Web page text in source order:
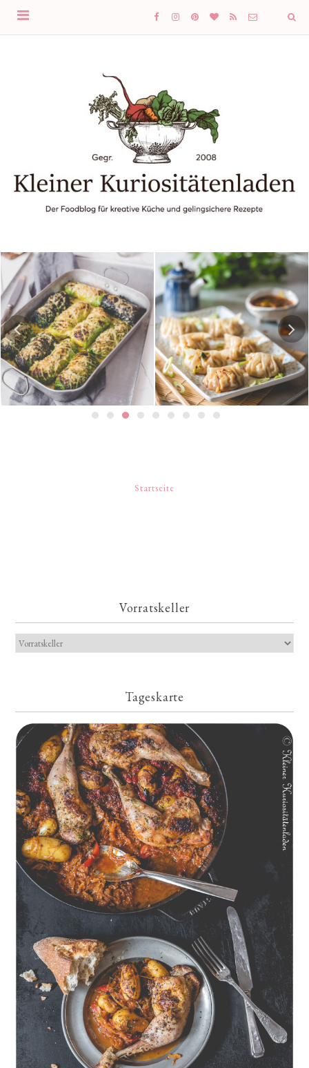
Risotto-Wirsing-Rouladen
Gedämpfte Jiaozi mit
Schweinefleischfüllung | 餃
子 / 饺子
Startseite
Vorratskeller
Tageskarte
Geschmorte Hähnchenschenkel auf Paprikakraut und kleinen
Kartoffeln